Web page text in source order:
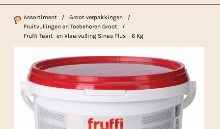
Assortiment / Groot verpakkingen
/
Fruitvullingen en Toebehoren Groot
/
Fruffi Taart- en Vlaaivulling Sinas Plus – 6 Kg